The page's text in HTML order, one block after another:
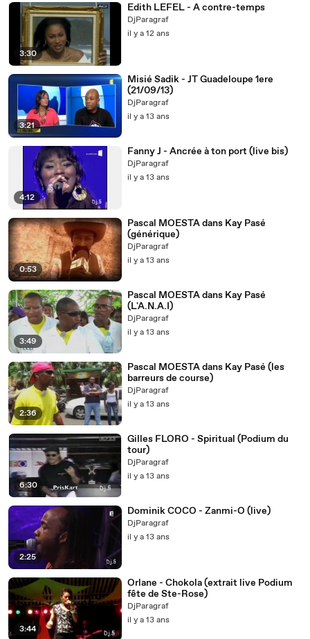
3:30
Edith LEFEL - A contre-temps
DjParagraf
il y a 12 ans
3:21
Misié Sadik - JT Guadeloupe 1ere
(21/09/13)
DjParagraf
il y a 13 ans
4:12
Fanny J - Ancrée à ton port (live bis)
DjParagraf
il y a 13 ans
0:53
Pascal MOESTA dans Kay Pasé
(générique)
DjParagraf
il y a 13 ans
3:49
Pascal MOESTA dans Kay Pasé
(L'A.N.A.I)
DjParagraf
il y a 13 ans
2:36
Pascal MOESTA dans Kay Pasé (les
barreurs de course)
DjParagraf
il y a 13 ans
6:30
Gilles FLORO - Spiritual (Podium du
tour)
DjParagraf
il y a 13 ans
2:25
Dominik COCO - Zanmi-O (live)
DjParagraf
il y a 13 ans
3:44
Orlane - Chokola (extrait live Podium
fête de Ste-Rose)
DjParagraf
il y a 13 ans